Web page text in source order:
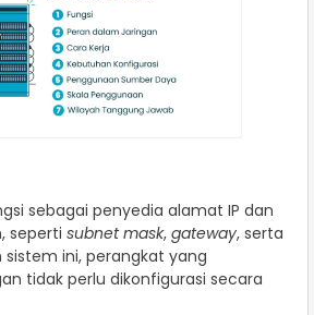
sebagai penyedia alamat IP dan
seperti subnet mask, gateway, serta
sistem ini, perangkat yang
tidak perlu dikonfigurasi secara